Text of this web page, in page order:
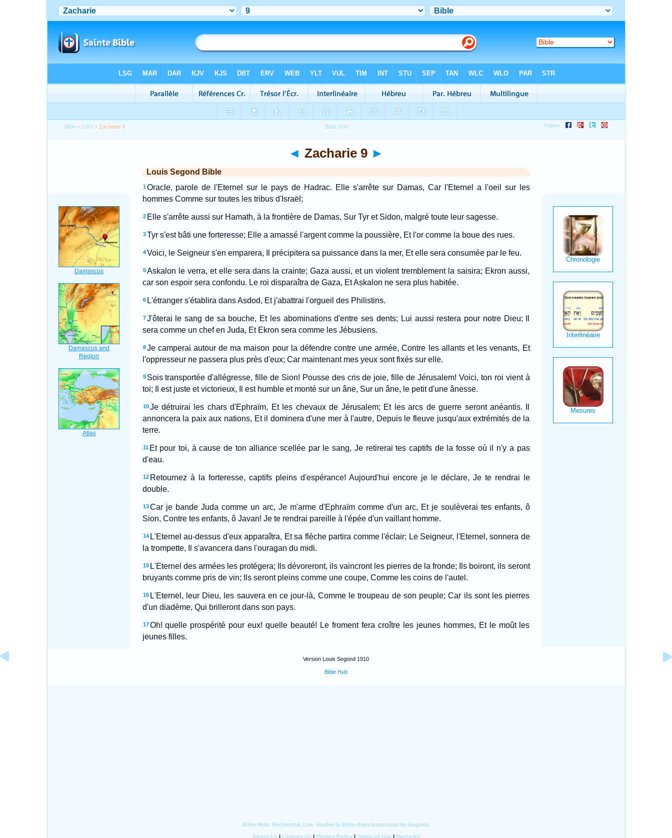
Bible > LSG > Zacharie 9
◄ Zacharie 9 ►
Louis Segond Bible
1 Oracle, parole de l'Eternel sur le pays de Hadrac. Elle s'arrête sur Damas, Car l'Eternel a l'oeil sur les
hommes Comme sur toutes les tribus d'Israël;
2 Elle s'arrête aussi sur Hamath, à la frontière de Damas, Sur Tyr et Sidon, malgré toute leur sagesse.
3 Tyr s'est bâti une forteresse; Elle a amassé l'argent comme la poussière, Et l'or comme la boue des rues.
4 Voici, le Seigneur s'en emparera, Il précipitera sa puissance dans la mer, Et elle sera consumée par le feu.
5 Askalon le verra, et elle sera dans la crainte; Gaza aussi, et un violent tremblement la saisira; Ekron aussi,
car son espoir sera confondu. Le roi disparaîtra de Gaza, Et Askalon ne sera plus habitée.
6 L'étranger s'établira dans Asdod, Et j'abattrai l'orgueil des Philistins.
7 J'ôterai le sang de sa bouche, Et les abominations d'entre ses dents; Lui aussi restera pour notre Dieu; Il
sera comme un chef en Juda, Et Ekron sera comme les Jébusiens.
8 Je camperai autour de ma maison pour la défendre contre une armée, Contre les allants et les venants, Et
l'oppresseur ne passera plus près d'eux; Car maintenant mes yeux sont fixés sur elle.
9 Sois transportée d'allégresse, fille de Sion! Pousse des cris de joie, fille de Jérusalem! Voici, ton roi vient à
toi; Il est juste et victorieux, Il est humble et monté sur un âne, Sur un âne, le petit d'une ânesse.
10 Je détruirai les chars d'Ephraïm, Et les chevaux de Jérusalem; Et les arcs de guerre seront anéantis. Il
annoncera la paix aux nations, Et il dominera d'une mer à l'autre, Depuis le fleuve jusqu'aux extrémités de la
terre.
11 Et pour toi, à cause de ton alliance scellée par le sang, Je retirerai tes captifs de la fosse où il n'y a pas
d'eau.
12 Retournez à la forteresse, captifs pleins d'espérance! Aujourd'hui encore je le déclare, Je te rendrai le
double.
13 Car je bande Juda comme un arc, Je m'arme d'Ephraïm comme d'un arc, Et je soulèverai tes enfants, ô
Sion, Contre tes enfants, ô Javan! Je te rendrai pareille à l'épée d'un vaillant homme.
14 L'Eternel au-dessus d'eux apparaîtra, Et sa flèche partira comme l'éclair; Le Seigneur, l'Eternel, sonnera de
la trompette, Il s'avancera dans l'ouragan du midi.
15 L'Eternel des armées les protégera; Ils dévoreront, ils vaincront les pierres de la fronde; Ils boiront, ils seront
bruyants comme pris de vin; Ils seront pleins comme une coupe, Comme les coins de l'autel.
16 L'Eternel, leur Dieu, les sauvera en ce jour-là, Comme le troupeau de son peuple; Car ils sont les pierres
d'un diadème, Qui brilleront dans son pays.
17 Oh! quelle prospérité pour eux! quelle beauté! Le froment fera croître les jeunes hommes, Et le moût les
jeunes filles.
Version Louis Segond 1910
Bible Hub